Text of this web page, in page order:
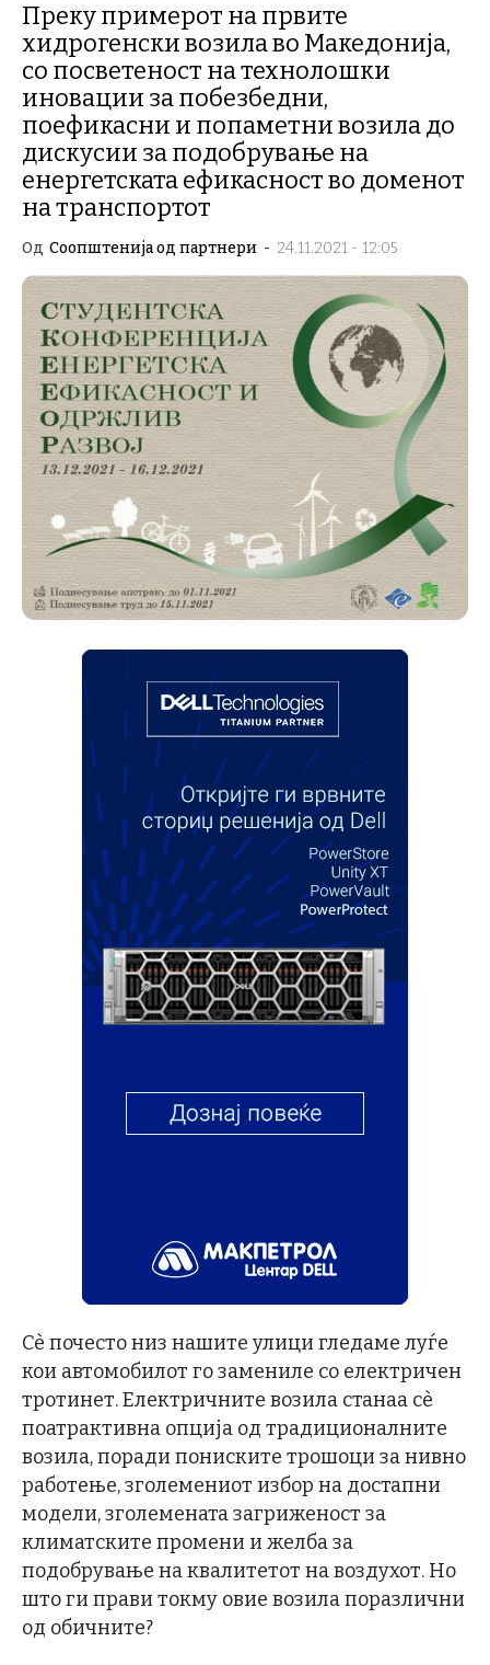
Преку примерот на првите
хидрогенски возила во Македонија,
со посветеност на технолошки
иновации за побезбедни,
поефикасни и попаметни возила до
дискусии за подобрување на
енергетската ефикасност во доменот
на транспортот
Од Соопштенија од партнери - 24.11.2021 - 12:05
Сѐ почесто низ нашите улици гледаме луѓе
кои автомобилот го замениле со електричен
тротинет. Електричните возила станаа сѐ
поатрактивна опција од традиционалните
возила, поради пониските трошоци за нивно
работење, зголемениот избор на достапни
модели, зголемената загриженост за
климатските промени и желба за
подобрување на квалитетот на воздухот. Но
што ги прави токму овие возила поразлични
од обичните?